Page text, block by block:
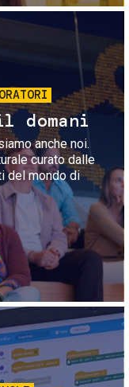
domani
anche noi.
curato dalle
del mondo di